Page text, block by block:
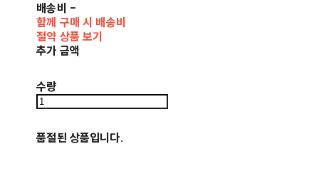
배송비 -
함께 구매 시 배송비
절약 상품 보기
추가 금액
수량
품절된 상품입니다.